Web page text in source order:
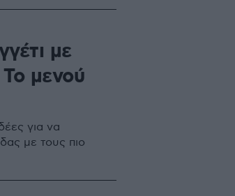
με
μενού
για να
με τους πιο